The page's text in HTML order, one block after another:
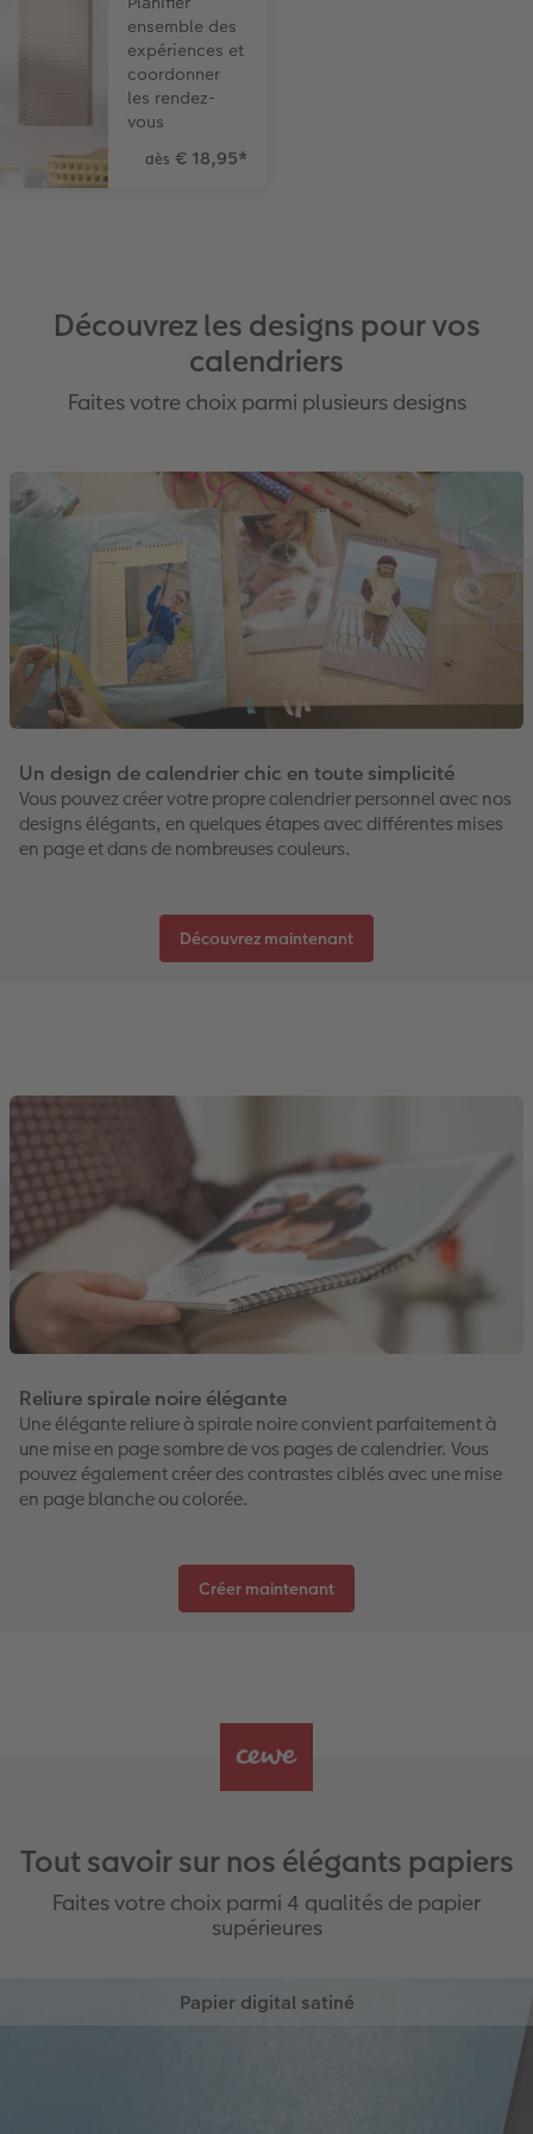
ensemble des
expériences et
coordonner
les rendez-
vous
dès € 18,95*
Découvrez les designs pour vos
calendriers
Faites votre choix parmi plusieurs designs
Un design de calendrier chic en toute simplicité
Vous pouvez créer votre propre calendrier personnel avec nos
designs élégants, en quelques étapes avec différentes mises
en page et dans de nombreuses couleurs.
Découvrez maintenant
Reliure spirale noire élégante
Une élégante reliure à spirale noire convient parfaitement à
une mise en page sombre de vos pages de calendrier. Vous
pouvez également créer des contrastes ciblés avec une mise
en page blanche ou colorée.
Créer maintenant
Tout savoir sur nos élégants papiers
Faites votre choix parmi 4 qualités de papier
supérieures